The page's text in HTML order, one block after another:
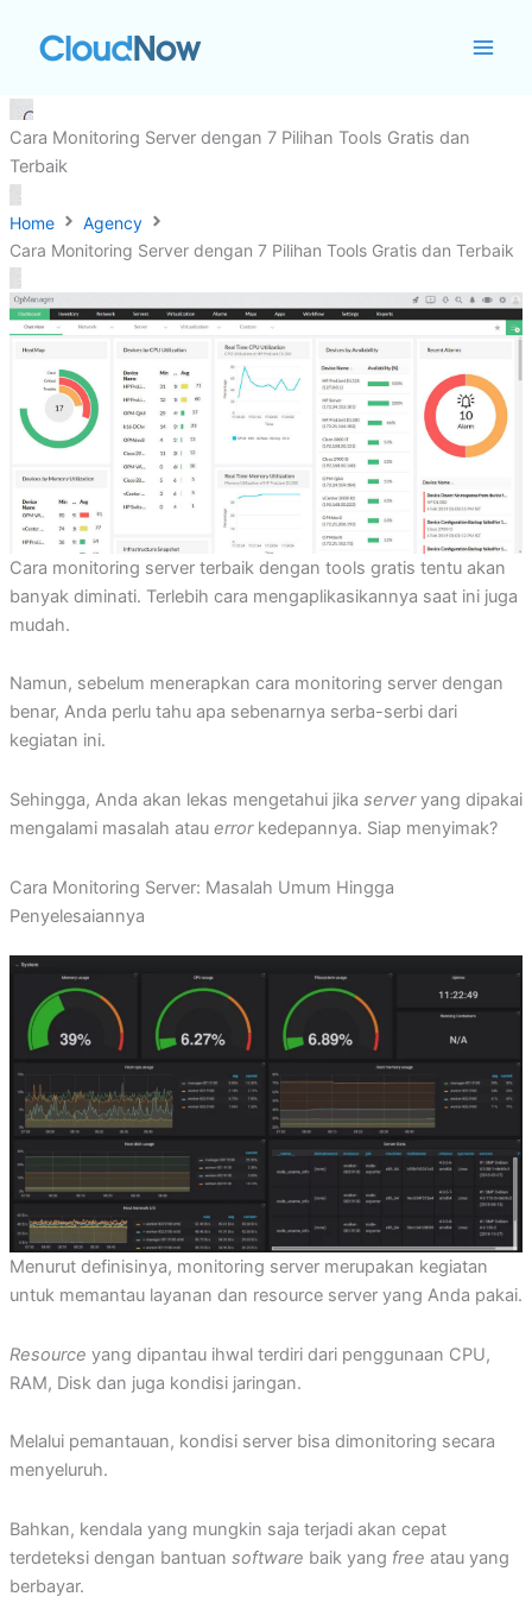
Cara Monitoring Server dengan 7 Pilihan Tools Gratis dan
Terbaik
Home
Agency
Cara Monitoring Server dengan 7 Pilihan Tools Gratis dan Terbaik
Cara monitoring server terbaik dengan tools gratis tentu akan
banyak diminati. Terlebih cara mengaplikasikannya saat ini juga
mudah.
Namun, sebelum menerapkan cara monitoring server dengan
benar, Anda perlu tahu apa sebenarnya serba-serbi dari
kegiatan ini.
Sehingga, Anda akan lekas mengetahui jika serveryang dipakai
mengalami masalah atau errorkedepannya. Siap menyimak?
Cara Monitoring Server: Masalah Umum Hingga
Penyelesaiannya
Menurut definisinya, monitoring server merupakan kegiatan
untuk memantau layanan dan resource server yang Anda pakai.
Resource yang dipantau ihwal terdiri dari penggunaan CPU,
RAM, Disk dan juga kondisi jaringan.
Melalui pemantauan, kondisi server bisa dimonitoring secara
menyeluruh.
Bahkan, kendala yang mungkin saja terjadi akan cepat
terdeteksi dengan bantuan software baik yang free atau yang
berbayar.